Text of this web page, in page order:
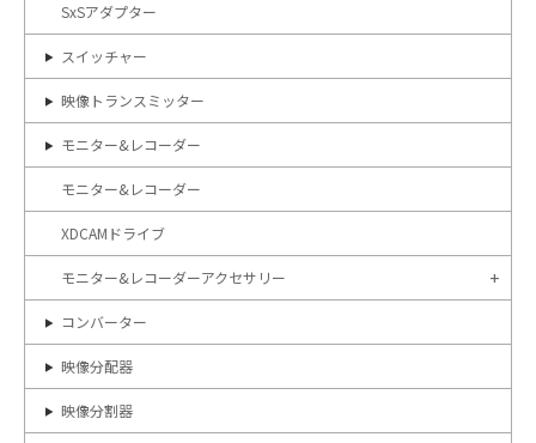
SxSアダプター
スイッチャー
映像トランスミッター
モニター&レコーダー
モニター&レコーダー
XDCAMドライブ
モニター&レコーダーアクセサリー
コンバーター
映像分配器
映像分割器